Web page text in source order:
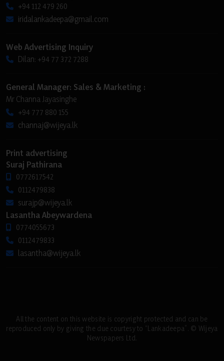
+94 112 479 260
iridalankadeepa@gmail.com
Web Advertising Inquiry
Dilan: +94 77 372 7288
General Manager: Sales & Marketing :
Mr Channa Jayasinghe
+94 777 880 155
channaj@wijeya.lk
Print advertising
Suraj Pathirana
0772617542
0112479838
surajp@wijeya.lk
Lasantha Abeywardena
0774055673
0112479833
lasantha@wijeya.lk
All the content on this website is copyright protected and can be
reproduced only by giving the due courtesy to “Lankadeepa”. © Wijeya
Newspapers Ltd.